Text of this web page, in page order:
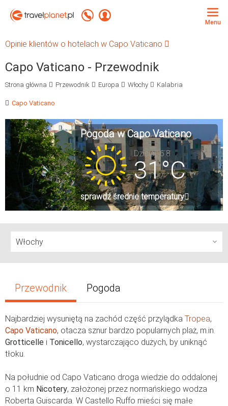
Travelplanet.pl
Zadzwoń +48 71 771 76 55
Zaloguj się
Menu
Opinie klientów o hotelach w Capo Vaticano
Capo Vaticano - Przewodnik
Strona główna Przewodnik Europa Włochy Kalabria
Capo Vaticano
Pogoda w Capo Vaticano
Dzisiaj, 6.8
31°C
sprawdź średnie temperatury
Przewodnik Pogoda
Najbardziej wysuniętą na zachód część przylądka Tropea,
Capo Vaticano, otacza sznur bardzo popularnych plaż, m.in.
Grotticelle i Tonicello, wystarczająco dużych, by uniknąć
tłoku.
Na południe od Capo Vaticano droga wiedzie do oddalonej
o 11 km Nicotery, założonej przez normańskiego wodza
Roberta Guiscarda. W Castello Ruffo mieści się małe